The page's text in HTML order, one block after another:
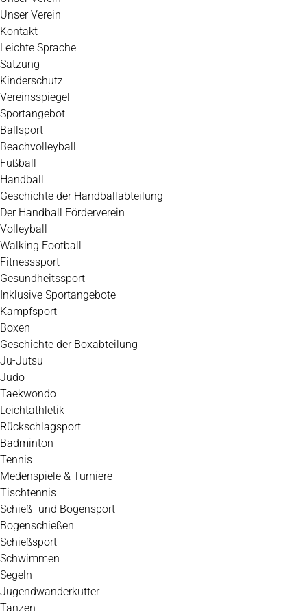
Unser Verein
Kontakt
Leichte Sprache
Satzung
Kinderschutz
Vereinsspiegel
Sportangebot
Ballsport
Beachvolleyball
Fußball
Handball
Geschichte der Handballabteilung
Der Handball Förderverein
Volleyball
Walking Football
Fitnesssport
Gesundheitssport
Inklusive Sportangebote
Kampfsport
Boxen
Geschichte der Boxabteilung
Ju-Jutsu
Judo
Taekwondo
Leichtathletik
Rückschlagsport
Badminton
Tennis
Medenspiele & Turniere
Tischtennis
Schieß- und Bogensport
Bogenschießen
Schießsport
Schwimmen
Segeln
Jugendwanderkutter
Tanzen